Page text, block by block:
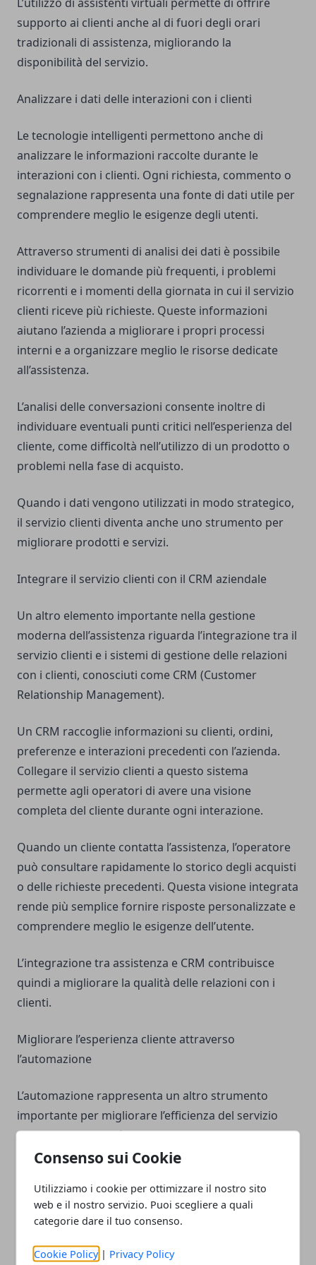
Consenso sui Cookie
Utilizziamo i cookie per ottimizzare il nostro sito
web e il nostro servizio. Puoi scegliere a quali
categorie dare il tuo consenso.
Cookie Policy | Privacy Policy
supporto ai clienti anche al di fuori degli orari
tradizionali di assistenza, migliorando la
disponibilità del servizio.
Analizzare i dati delle interazioni con i clienti
Le tecnologie intelligenti permettono anche di
analizzare le informazioni raccolte durante le
interazioni con i clienti. Ogni richiesta, commento o
segnalazione rappresenta una fonte di dati utile per
comprendere meglio le esigenze degli utenti.
Attraverso strumenti di analisi dei dati è possibile
individuare le domande più frequenti, i problemi
ricorrenti e i momenti della giornata in cui il servizio
clienti riceve più richieste. Queste informazioni
aiutano l’azienda a migliorare i propri processi
interni e a organizzare meglio le risorse dedicate
all’assistenza.
L’analisi delle conversazioni consente inoltre di
individuare eventuali punti critici nell’esperienza del
cliente, come difficoltà nell’utilizzo di un prodotto o
problemi nella fase di acquisto.
Quando i dati vengono utilizzati in modo strategico,
il servizio clienti diventa anche uno strumento per
migliorare prodotti e servizi.
Integrare il servizio clienti con il CRM aziendale
Un altro elemento importante nella gestione
moderna dell’assistenza riguarda l’integrazione tra il
servizio clienti e i sistemi di gestione delle relazioni
con i clienti, conosciuti come CRM (Customer
Relationship Management).
Un CRM raccoglie informazioni su clienti, ordini,
preferenze e interazioni precedenti con l’azienda.
Collegare il servizio clienti a questo sistema
permette agli operatori di avere una visione
completa del cliente durante ogni interazione.
Quando un cliente contatta l’assistenza, l’operatore
può consultare rapidamente lo storico degli acquisti
o delle richieste precedenti. Questa visione integrata
rende più semplice fornire risposte personalizzate e
comprendere meglio le esigenze dell’utente.
L’integrazione tra assistenza e CRM contribuisce
quindi a migliorare la qualità delle relazioni con i
clienti.
Migliorare l’esperienza cliente attraverso
l’automazione
L’automazione rappresenta un altro strumento
importante per migliorare l’efficienza del servizio
clienti. Molte attività ripetitive possono essere
gestite automaticamente attraverso sistemi digitali,
richieste più complesse.
Ad esempio, alcune piattaforme permettono di
inviare automaticamente aggiornamenti sullo stato